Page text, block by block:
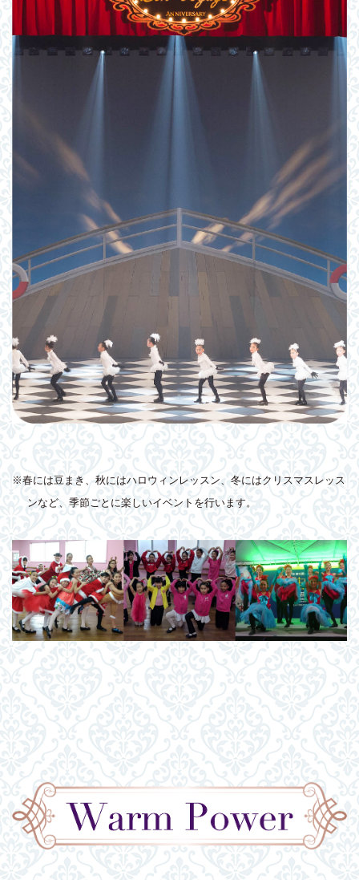
※春には豆まき、秋にはハロウィンレッスン、冬にはクリスマスレッス
ンなど、季節ごとに楽しいイベントを行います。